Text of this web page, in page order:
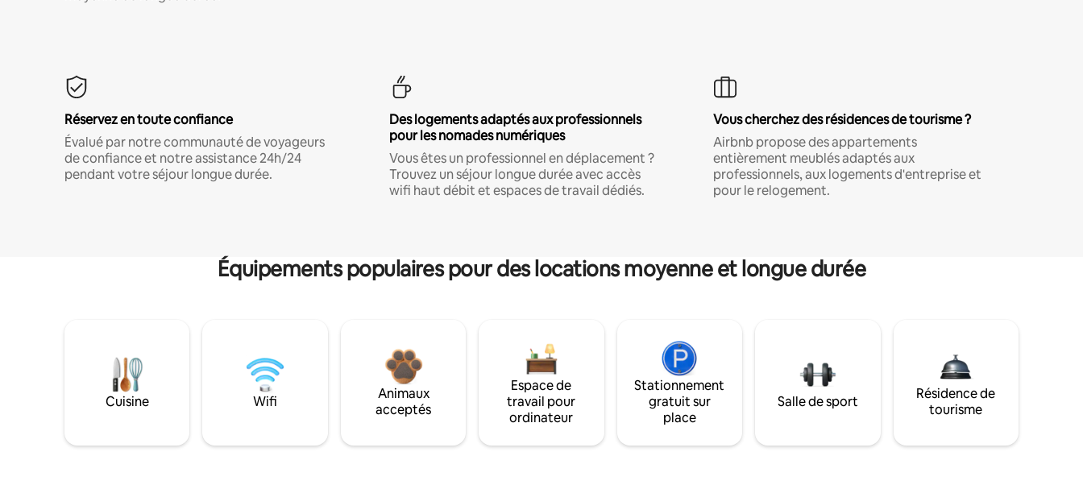
Réservez en toute confiance
Évalué par notre communauté de voyageurs
de confiance et notre assistance 24h/24
pendant votre séjour longue durée.
Des logements adaptés aux professionnels
pour les nomades numériques
Vous êtes un professionnel en déplacement ?
Trouvez un séjour longue durée avec accès
wifi haut débit et espaces de travail dédiés.
Vous cherchez des résidences de tourisme ?
Airbnb propose des appartements
entièrement meublés adaptés aux
professionnels, aux logements d'entreprise et
pour le relogement.
Équipements populaires pour des locations moyenne et longue durée
Cuisine Wifi
Animaux
acceptés
Espace de
travail pour
ordinateur
Stationnement
gratuit sur
place
Salle de sport
Résidence de
tourisme